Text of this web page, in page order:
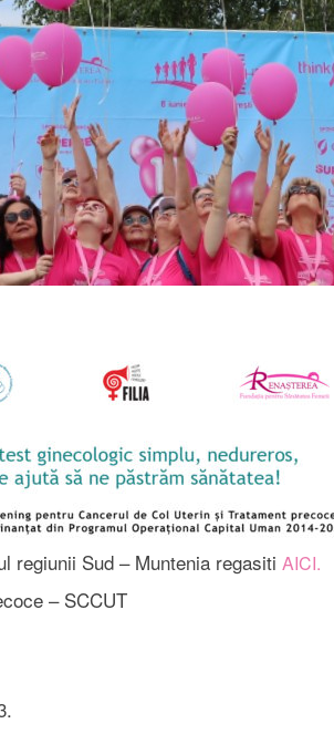
regiunii Sud – Muntenia regasiti AICI.
– SCCUT